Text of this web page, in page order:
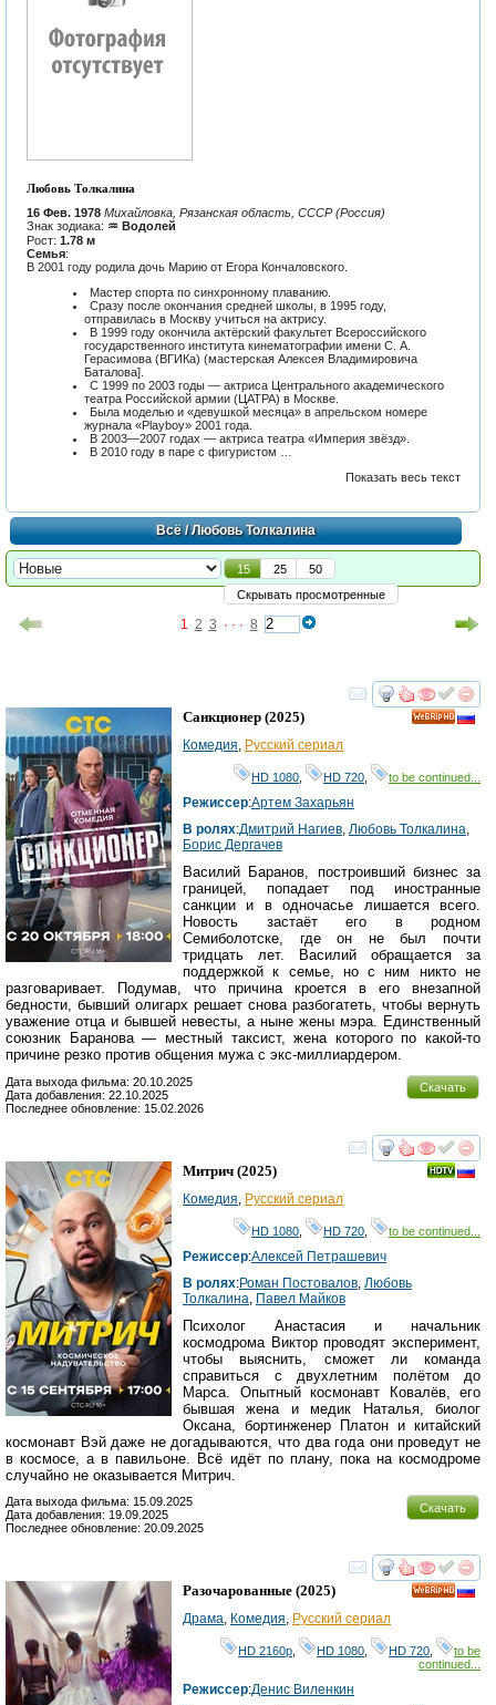
Любовь Толкалина
16 Фев. 1978 Михайловка, Рязанская область, СССР (Россия)
Знак зодиака: ♒ Водолей
Рост: 1.78 м
Семья:
В 2001 году родила дочь Марию от Егора Кончаловского.
Мастер спорта по синхронному плаванию.
Сразу после окончания средней школы, в 1995 году,
отправилась в Москву учиться на актрису.
В 1999 году окончила актёрский факультет Всероссийского
государственного института кинематографии имени С. А.
Герасимова (ВГИКа) (мастерская Алексея Владимировича
Баталова].
С 1999 по 2003 годы — актриса Центрального академического
театра Российской армии (ЦАТРА) в Москве.
Была моделью и «девушкой месяца» в апрельском номере
журнала «Playboy» 2001 года.
В 2003—2007 годах — актриса театра «Империя звёзд».
В 2010 году в паре с фигуристом …
Показать весь текст
Всё/ Любовь Толкалина
15 25
50
Скрывать просмотренные
1 2 3 · · · 8
смотреть
Санкционер (2025)
Комедия Русский сериал
HD 1080 HD 720 to be continued...
Режиссер:Артем Захарьян
В ролях:Дмитрий Нагиев Любовь Толкалина
Борис Дергачев
Василий Баранов, построивший бизнес за
границей, попадает под иностранные
санкции и в одночасье лишается всего.
Новость застаёт его в родном
Семиболотске, где он не был почти
тридцать лет. Василий обращается за
поддержкой к семье, но с ним никто не
разговаривает. Подумав, что причина кроется в его внезапной
бедности, бывший олигарх решает снова разбогатеть, чтобы вернуть
уважение отца и бывшей невесты, а ныне жены мэра. Единственный
союзник Баранова — местный таксист, жена которого по какой-то
причине резко против общения мужа с экс-миллиардером.
Скачать
Дата выхода фильма: 20.10.2025
Дата добавления: 22.10.2025
Последнее обновление: 15.02.2026
смотреть
Митрич (2025)
Комедия Русский сериал
HD 1080 HD 720 to be continued...
Режиссер:Алексей Петрашевич
В ролях:Роман Постовалов Любовь
Толкалина Павел Майков
Психолог Анастасия и начальник
космодрома Виктор проводят эксперимент,
чтобы выяснить, сможет ли команда
справиться с двухлетним полётом до
Марса. Опытный космонавт Ковалёв, его
бывшая жена и медик Наталья, биолог
Оксана, бортинженер Платон и китайский
космонавт Вэй даже не догадываются, что два года они проведут не
в космосе, а в павильоне. Всё идёт по плану, пока на космодроме
случайно не оказывается Митрич.
Скачать
Дата выхода фильма: 15.09.2025
Дата добавления: 19.09.2025
Последнее обновление: 20.09.2025
смотреть
Разочарованные (2025)
Драма, Комедия, Русский сериал
HD 2160р HD 1080 HD 720
to be
continued...
Режиссер:Денис Виленкин